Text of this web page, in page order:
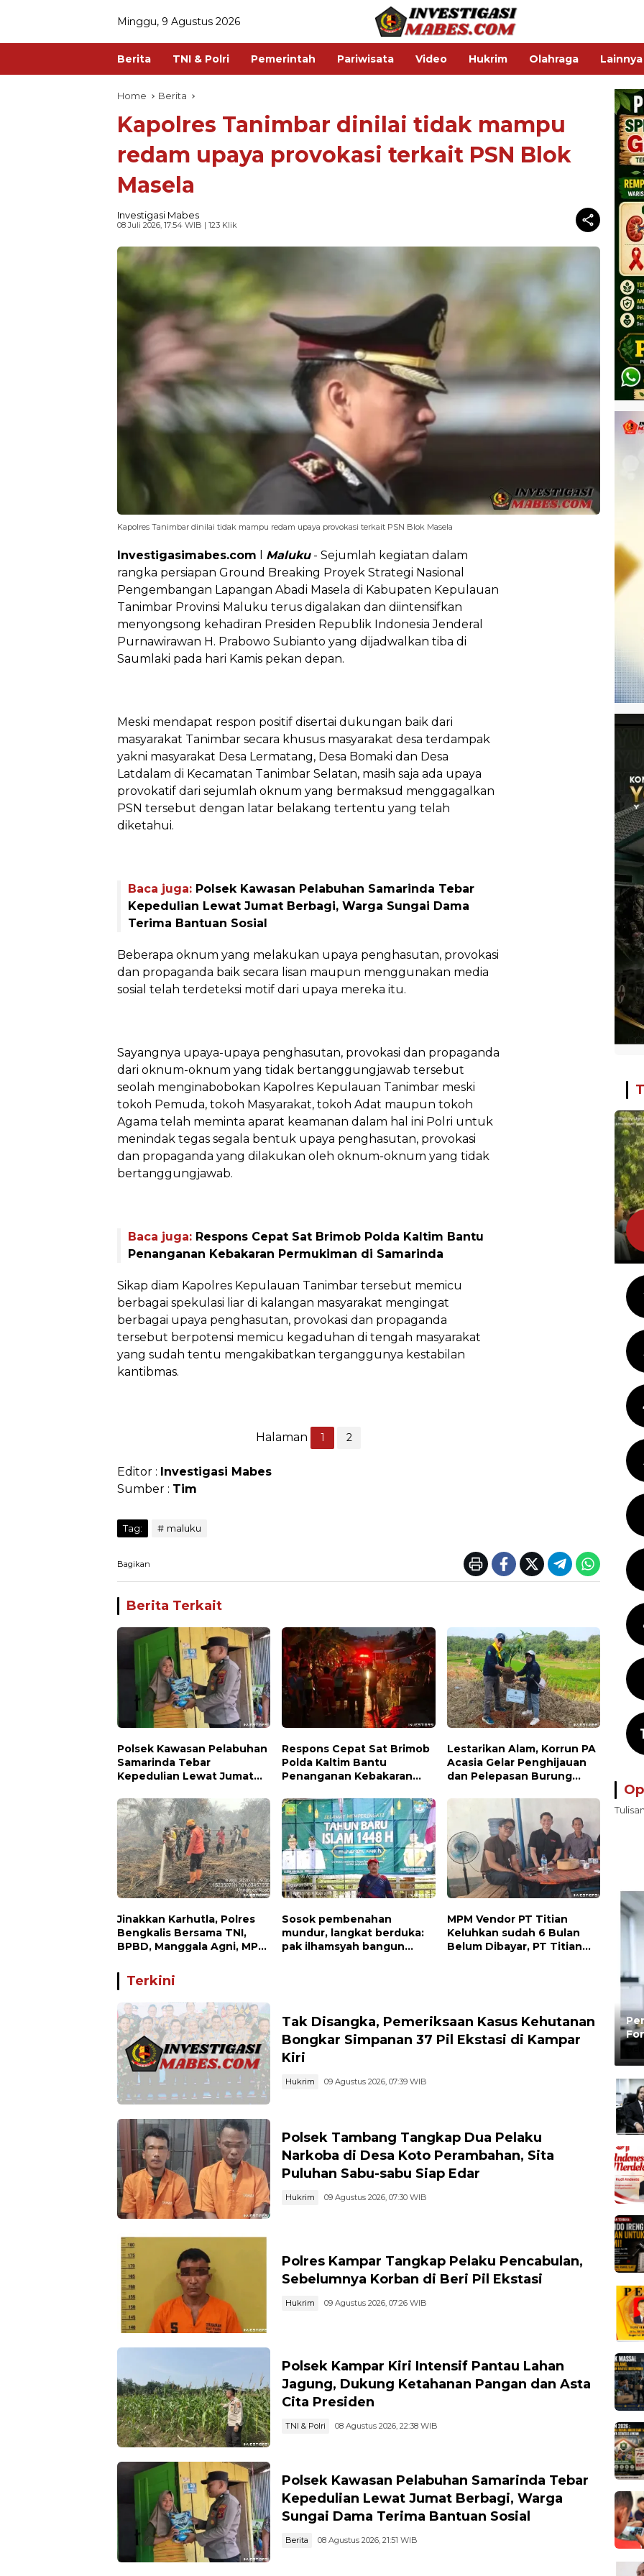
Minggu, 9 Agustus 2026
Berita TNI & Polri Pemerintah Pariwisata Video Hukrim Olahraga Lainnya
Home Berita
Kapolres Tanimbar dinilai tidak mampu
redam upaya provokasi terkait PSN Blok
Masela
Investigasi Mabes
08 Juli 2026, 17:54 WIB | 123 Klik
Kapolres Tanimbar dinilai tidak mampu redam upaya provokasi terkait PSN Blok Masela
Investigasimabes.com Maluku- Sejumlah kegiatan dalam
rangka persiapan Ground Breaking Proyek Strategi Nasional
Pengembangan Lapangan Abadi Masela di Kabupaten Kepulauan
Tanimbar Provinsi Maluku terus digalakan dan diintensifkan
menyongsong kehadiran Presiden Republik Indonesia Jenderal
Purnawirawan H. Prabowo Subianto yang dijadwalkan tiba di
Saumlaki pada hari Kamis pekan depan.
‎Meski mendapat respon positif disertai dukungan baik dari
masyarakat Tanimbar secara khusus masyarakat desa terdampak
yakni masyarakat Desa Lermatang, Desa Bomaki dan Desa
Latdalam di Kecamatan Tanimbar Selatan, masih saja ada upaya
provokatif dari sejumlah oknum yang bermaksud menggagalkan
PSN tersebut dengan latar belakang tertentu yang telah
diketahui.
Baca juga: Polsek Kawasan Pelabuhan Samarinda Tebar
Kepedulian Lewat Jumat Berbagi, Warga Sungai Dama
Terima Bantuan Sosial
‎Beberapa oknum yang melakukan upaya penghasutan, provokasi
dan propaganda baik secara lisan maupun menggunakan media
sosial telah terdeteksi motif dari upaya mereka itu.
‎Sayangnya upaya-upaya penghasutan, provokasi dan propaganda
dari oknum-oknum yang tidak bertanggungjawab tersebut
seolah menginabobokan Kapolres Kepulauan Tanimbar meski
tokoh Pemuda, tokoh Masyarakat, tokoh Adat maupun tokoh
Agama telah meminta aparat keamanan dalam hal ini Polri untuk
menindak tegas segala bentuk upaya penghasutan, provokasi
dan propaganda yang dilakukan oleh oknum-oknum yang tidak
bertanggungjawab.
Baca juga: Respons Cepat Sat Brimob Polda Kaltim Bantu
Penanganan Kebakaran Permukiman di Samarinda
‎Sikap diam Kapolres Kepulauan Tanimbar tersebut memicu
berbagai spekulasi liar di kalangan masyarakat mengingat
berbagai upaya penghasutan, provokasi dan propaganda
tersebut berpotensi memicu kegaduhan di tengah masyarakat
yang sudah tentu mengakibatkan terganggunya kestabilan
kantibmas.
Halaman 1 2
Editor : Investigasi Mabes
Sumber : Tim
Tag: maluku
Bagikan
Berita Terkait
Polsek Kawasan Pelabuhan
Samarinda Tebar
Kepedulian Lewat Jumat
Dama Terima Bantuan
Sosial
Respons Cepat Sat Brimob
Polda Kaltim Bantu
Penanganan Kebakaran
Lestarikan Alam, Korrun PA
Acasia Gelar Penghijauan
dan Pelepasan Burung
Lingkungan
Jinakkan Karhutla, Polres
Bengkalis Bersama TNI,
BPBD, Manggala Agni, MPA
Siak Kecil dan Mandau
Sosok pembenahan
mundur, langkat berduka:
pak ilhamsyah bangun
MPM Vendor PT Titian
Keluhkan sudah 6 Bulan
Belum Dibayar, PT Titian
Terkini
Tak Disangka, Pemeriksaan Kasus Kehutanan
Bongkar Simpanan 37 Pil Ekstasi di Kampar
Kiri
Hukrim 09 Agustus 2026, 07:39 WIB
Polsek Tambang Tangkap Dua Pelaku
Narkoba di Desa Koto Perambahan, Sita
Puluhan Sabu-sabu Siap Edar
Hukrim 09 Agustus 2026, 07:30 WIB
Polres Kampar Tangkap Pelaku Pencabulan,
Sebelumnya Korban di Beri Pil Ekstasi
Hukrim 09 Agustus 2026, 07:26 WIB
Polsek Kampar Kiri Intensif Pantau Lahan
Jagung, Dukung Ketahanan Pangan dan Asta
Cita Presiden
TNI & Polri 08 Agustus 2026, 22:38 WIB
Polsek Kawasan Pelabuhan Samarinda Tebar
Kepedulian Lewat Jumat Berbagi, Warga
Sungai Dama Terima Bantuan Sosial
Berita 08 Agustus 2026, 21:51 WIB